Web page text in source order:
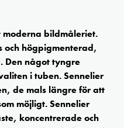
moderna bildmåleriet.
och högpigmenterad,
Den något tyngre
i tuben. Sennelier
de mals längre för att
möjligt. Sennelier
koncentrerade och